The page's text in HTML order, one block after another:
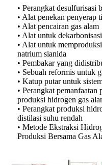
• Perangkat desulfurisasi
• Alat penekan penyerap
• Alat pencairan gas alam
• Alat untuk
• Alat untuk
natrium sianida
• Pembakar yang
• Sebuah reformis untuk
• Katup putar untuk
• Perangkat pemanfaatan
produksi hidrogen gas
• Perangkat produksi
distilasi suhu rendah
• Metode Ekstraksi
Produksi Bersama Gas